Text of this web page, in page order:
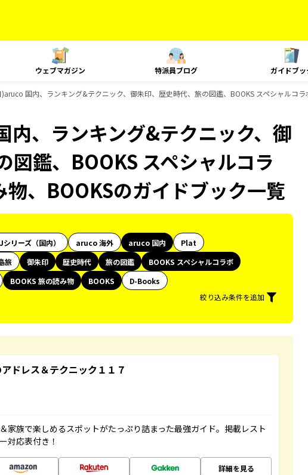
ウェブマガジン 特派員ブログ ガイドブッ
国内、ランキング&テクニック、御朱印、歴史時代、旅の図鑑、BOOKS スペシャルコ
、ランキング&テクニック、御
図鑑、BOOKS スペシャルコラ
、BOOKSのガイドブック一覧
リーズ（国内） aruco 海外 aruco 国内
Plat
旅 御朱印 歴史時代 旅の図鑑
BOOKS スペシャルコラボ
BOOKS 旅の読み物 BOOKS
D-Books
絞り込み条件を追加
ドレス＆テクニック１１７
家族で楽しめるスポットがたっぷり詰まった最強ガイド。掲載レスト
対応表付き！
詳細を見る